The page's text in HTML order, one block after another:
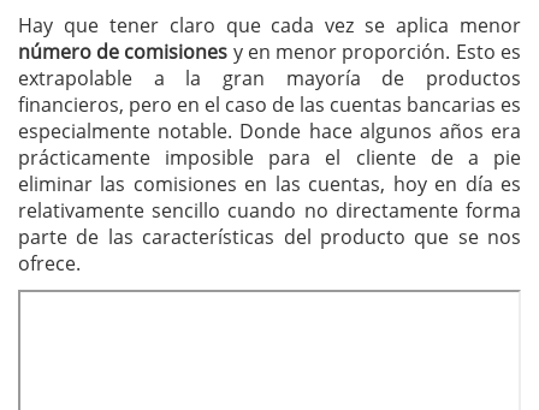
Hay que tener claro que cada vez se aplica menor
número de comisiones y en menor proporción. Esto es
extrapolable a la gran mayoría de productos
financieros, pero en el caso de las cuentas bancarias es
especialmente notable. Donde hace algunos años era
prácticamente imposible para el cliente de a pie
eliminar las comisiones en las cuentas, hoy en día es
relativamente sencillo cuando no directamente forma
parte de las características del producto que se nos
ofrece.